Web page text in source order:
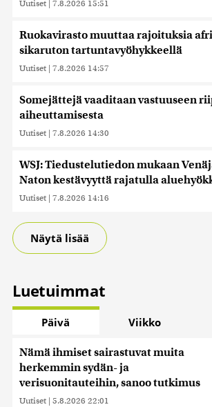
Uutiset | 7.8.2026 15:51
Ruokavirasto muuttaa rajoituksia
sikaruton tartuntavyöhykkeellä
Uutiset | 7.8.2026 14:57
Somejättejä vaaditaan vastuuseen
aiheuttamisesta
Uutiset | 7.8.2026 14:30
WSJ: Tiedustelutiedon mukaan
Naton kestävyyttä rajatulla
Uutiset | 7.8.2026 14:16
Näytä lisää
Luetuimmat
Päivä Viikko
Nämä ihmiset sairastuvat muita
herkemmin sydän- ja
verisuonitauteihin, sanoo tutkimus
Uutiset | 5.8.2026 22:01